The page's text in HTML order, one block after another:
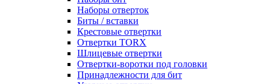
Наборы отверток
Биты / вставки
Крестовые отвертки
Отвертки TORX
Шлицевые отвертки
Отвертки-воротки под головки
Принадлежности для бит